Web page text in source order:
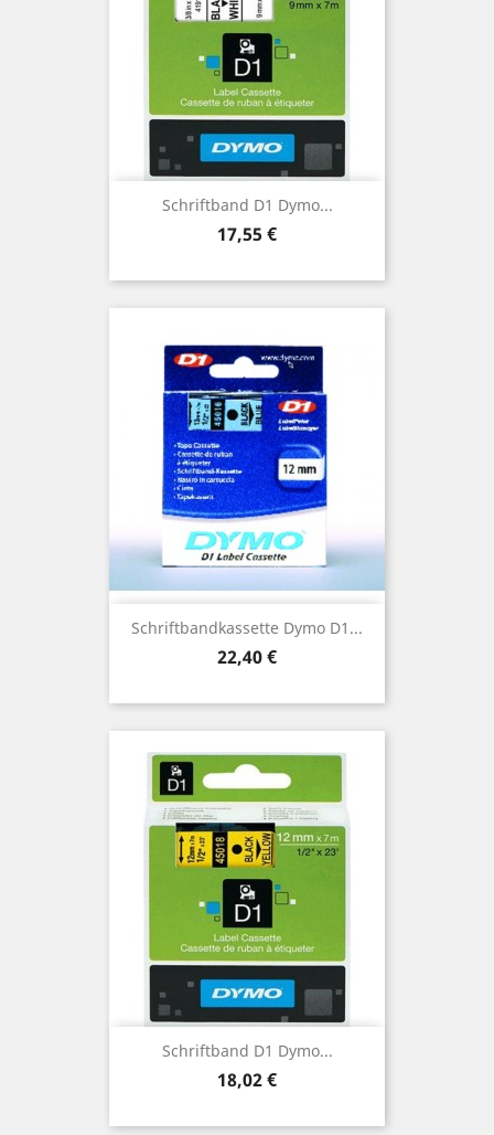
Schriftband D1 Dymo...
Preis
17,55 €
Schriftbandkassette Dymo D1...
Preis
22,40 €
Schriftband D1 Dymo...
Preis
18,02 €